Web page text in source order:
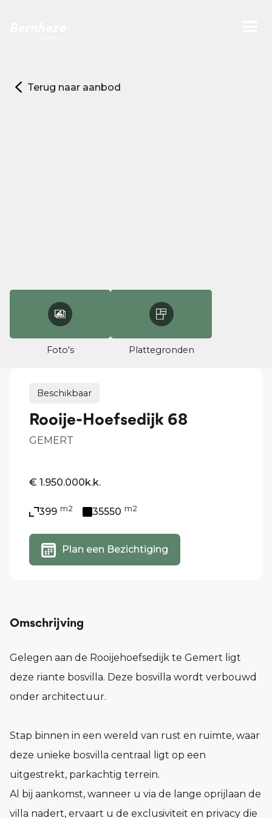
Terug naar aanbod
Foto's Plattegronden
Beschikbaar
Rooije-Hoefsedijk 68
GEMERT
€ 1.950.000k.k.
399 m2 35550 m2
Plan een Bezichtiging
Omschrijving
Gelegen aan de Rooijehoefsedijk te Gemert ligt
deze riante bosvilla. Deze bosvilla wordt verbouwd
onder architectuur.
Stap binnen in een wereld van rust en ruimte, waar
deze unieke bosvilla centraal ligt op een
uitgestrekt, parkachtig terrein.
Al bij aankomst, wanneer u via de lange oprijlaan de
villa nadert, ervaart u de exclusiviteit en privacy die